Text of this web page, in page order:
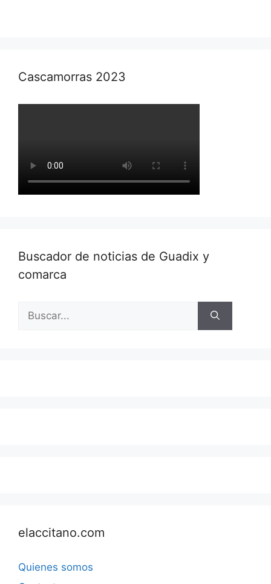
Cascamorras 2023
Buscador de noticias de Guadix y
comarca
elaccitano.com
Quienes somos